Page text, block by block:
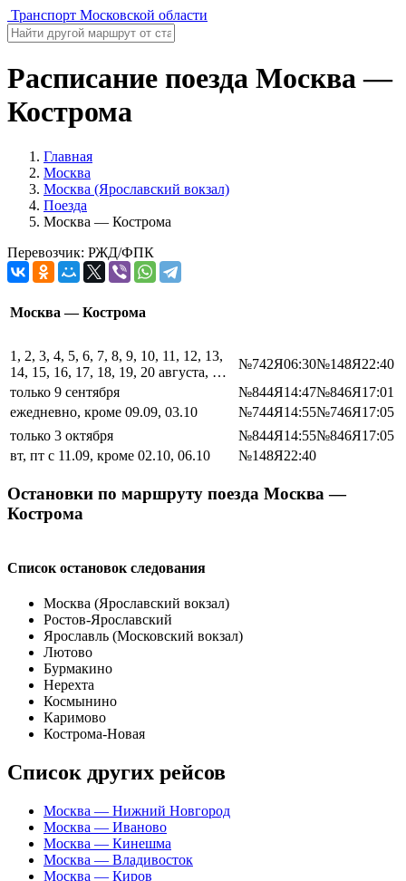
Транспорт Московской области
Расписание поезда Москва —
Кострома
Главная
Москва
Москва (Ярославский вокзал)
Поезда
Москва — Кострома
Перевозчик: РЖД/ФПК
Москва — Кострома
1, 2, 3, 4, 5, 6, 7, 8, 9, 10, 11, 12, 13,
14, 15, 16, 17, 18, 19, 20 августа, …
№742Я06:30№148Я22:40
только 9 сентября
№844Я14:47№846Я17:01
ежедневно, кроме 09.09, 03.10
№744Я14:55№746Я17:05
только 3 октября
№844Я14:55№846Я17:05
вт, пт с 11.09, кроме 02.10, 06.10
№148Я22:40
Остановки по маршруту поезда Москва —
Кострома
Список остановок следования
Москва (Ярославский вокзал)
Ростов-Ярославский
Ярославль (Московский вокзал)
Лютово
Бурмакино
Нерехта
Космынино
Каримово
Кострома-Новая
Список других рейсов
Москва — Нижний Новгород
Москва — Иваново
Москва — Кинешма
Москва — Владивосток
Москва — Киров